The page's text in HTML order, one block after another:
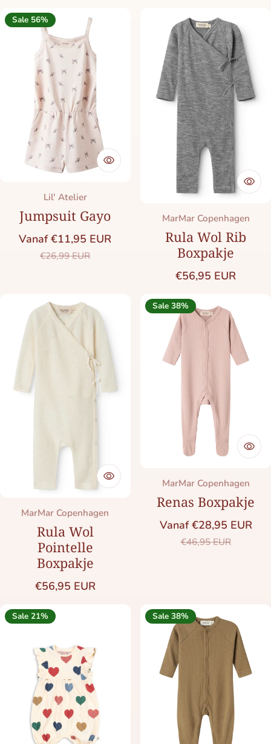
Sale 56%
Merk:
Lil' Atelier
Jumpsuit Gayo
Saleprijs
Vanaf €11,95 EUR
Normale prijs
€26,99 EUR
Merk:
MarMar Copenhagen
Rula Wol Rib
Boxpakje
Normale prijs
€56,95 EUR
Merk:
MarMar Copenhagen
Rula Wol
Pointelle
Boxpakje
Normale prijs
€56,95 EUR
Sale 38%
Merk:
MarMar Copenhagen
Renas Boxpakje
Saleprijs
Vanaf €28,95 EUR
Normale
€46,95 EUR
Sale 21% Sale 38%